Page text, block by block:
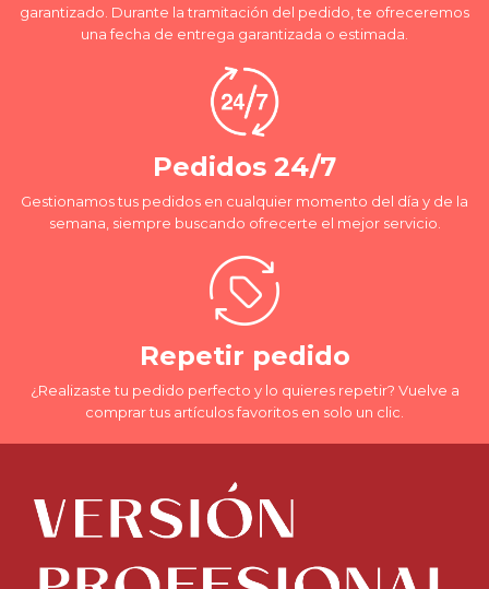
garantizado. Durante la tramitación del pedido, te ofreceremos
una fecha de entrega garantizada o estimada.
Pedidos 24/7
Gestionamos tus pedidos en cualquier momento del día y de la
semana, siempre buscando ofrecerte el mejor servicio.
Repetir pedido
¿Realizaste tu pedido perfecto y lo quieres repetir? Vuelve a
comprar tus artículos favoritos en solo un clic.